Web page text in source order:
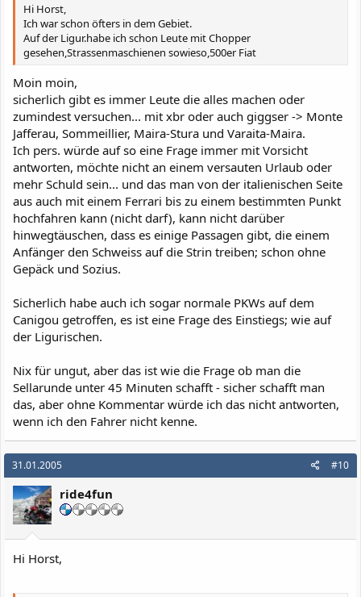
Hi Horst,
Ich war schon öfters in dem Gebiet.
Auf der Ligur.habe ich schon Leute mit Chopper
gesehen,Strassenmaschienen sowieso,500er Fiat
Moin moin,
sicherlich gibt es immer Leute die alles machen oder
zumindest versuchen... mit xbr oder auch giggser -> Monte
Jafferau, Sommeillier, Maira-Stura und Varaita-Maira.
Ich pers. würde auf so eine Frage immer mit Vorsicht
antworten, möchte nicht an einem versauten Urlaub oder
mehr Schuld sein... und das man von der italienischen Seite
aus auch mit einem Ferrari bis zu einem bestimmten Punkt
hochfahren kann (nicht darf), kann nicht darüber
hinwegtäuschen, dass es einige Passagen gibt, die einem
Anfänger den Schweiss auf die Strin treiben; schon ohne
Gepäck und Sozius.
Sicherlich habe auch ich sogar normale PKWs auf dem
Canigou getroffen, es ist eine Frage des Einstiegs; wie auf
der Ligurischen.
Nix für ungut, aber das ist wie die Frage ob man die
Sellarunde unter 45 Minuten schafft - sicher schafft man
das, aber ohne Kommentar würde ich das nicht antworten,
wenn ich den Fahrer nicht kenne.
31.01.2005 #10
ride4fun
Hi Horst,